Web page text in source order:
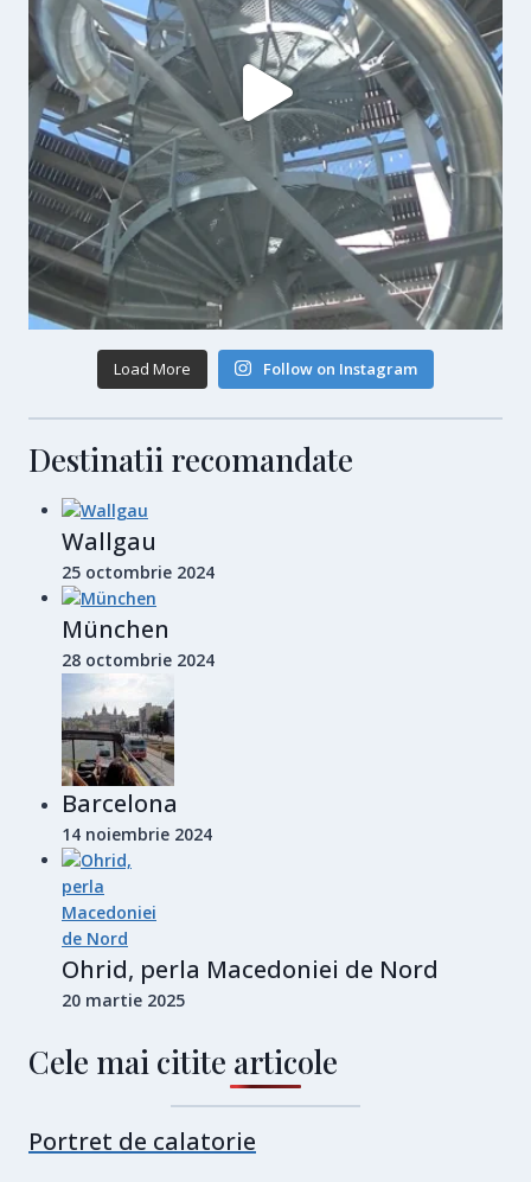
Load More Follow on Instagram
Destinatii recomandate
Wallgau
25 octombrie 2024
München
28 octombrie 2024
Barcelona
14 noiembrie 2024
Ohrid, perla Macedoniei de Nord
20 martie 2025
Cele mai citite articole
Portret de calatorie